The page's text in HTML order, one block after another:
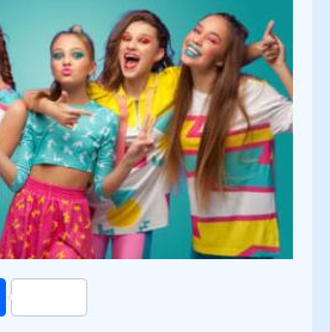
Поділитися